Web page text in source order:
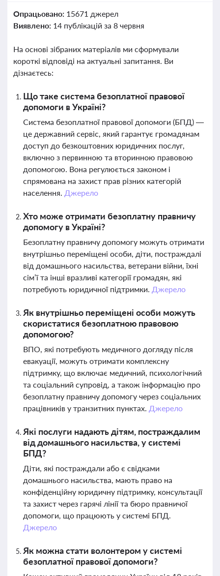
Опрацьовано: 15671 джерел
Виявлено: 14 публікацій за 8 червня
На основі зібраних матеріалів ми сформували
короткі відповіді на актуальні запитання. Ви
дізнаєтесь:
Що таке система безоплатної правової
допомоги в Україні?
Система безоплатної правової допомоги (БПД) —
це державний сервіс, який гарантує громадянам
доступ до безкоштовних юридичних послуг,
включно з первинною та вторинною правовою
допомогою. Вона регулюється законом і
спрямована на захист прав різних категорій
населення. Джерело
Хто може отримати безоплатну правничу
допомогу в Україні?
Безоплатну правничу допомогу можуть отримати
внутрішньо переміщені особи, діти, постраждалі
від домашнього насильства, ветерани війни, їхні
сім’ї та інші вразливі категорії громадян, які
потребують юридичної підтримки. Джерело
Як внутрішньо переміщені особи можуть
скористатися безоплатною правовою
допомогою?
ВПО, які потребують медичного догляду після
евакуації, можуть отримати комплексну
підтримку, що включає медичний, психологічний
та соціальний супровід, а також інформацію про
безоплатну правничу допомогу через соціальних
працівників у транзитних пунктах. Джерело
Які послуги надають дітям, постраждалим
від домашнього насильства, у системі
БПД?
Діти, які постраждали або є свідками
домашнього насильства, мають право на
конфіденційну юридичну підтримку, консультації
та захист через гарячі лінії та бюро правничої
допомоги, що працюють у системі БПД.
Джерело
Як можна стати волонтером у системі
безоплатної правової допомоги?